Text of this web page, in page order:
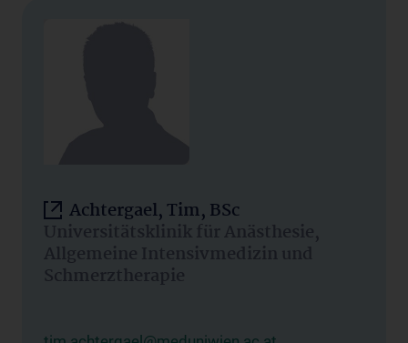
Achtergael, Tim, BSc
Universitätsklinik für Anästhesie,
Allgemeine Intensivmedizin und
Schmerztherapie